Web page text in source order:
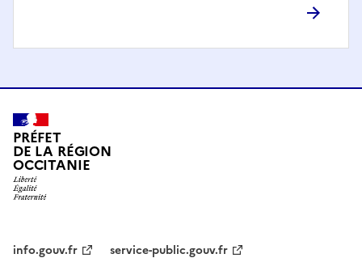
PRÉFET
DE LA RÉGION
OCCITANIE
info.gouv.fr service-public.gouv.fr